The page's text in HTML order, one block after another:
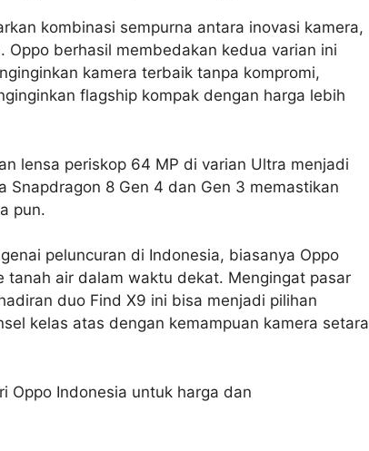
kombinasi sempurna antara inovasi kamera,
berhasil membedakan kedua varian ini
kamera terbaik tanpa kompromi,
flagship kompak dengan harga lebih
lensa periskop 64 MP di varian Ultra menjadi
8 Gen 4 dan Gen 3 memastikan
pun.
peluncuran di Indonesia, biasanya Oppo
tanah air dalam waktu dekat. Mengingat pasar
duo Find X9 ini bisa menjadi pilihan
kelas atas dengan kemampuan kamera setara
Oppo Indonesia untuk harga dan